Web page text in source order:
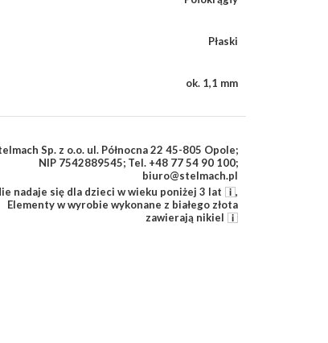
Płaski
ok. 1,1 mm
Sp. z o.o. ul. Północna 22 45-805 Opole;
NIP 7542889545; Tel. +48 77 54 90 100;
biuro@stelmach.pl
nadaje się dla dzieci w wieku poniżej 3 lat
,
Elementy w wyrobie wykonane z białego złota
zawierają nikiel